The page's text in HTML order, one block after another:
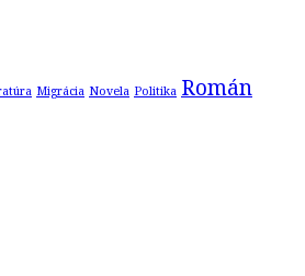
Migrácia Novela Politika Román